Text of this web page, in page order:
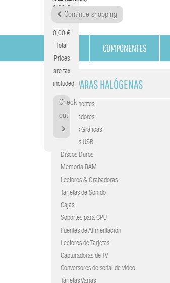
0,00 €
0,00 €
Total
Prices
are tax
included
Check
out
Continue shopping
COMPONENTES
LAMPARAS HALÓGENAS
Componentes
Procesadores
Tarjetas Gráficas
Gráficas USB
Discos Duros
Memoria RAM
Lectores & Grabadoras
Tarjetas de Sonido
Cajas
Soportes para CPU
Fuentes de Alimentación
Lectores de Tarjetas
Capturadoras de TV
Conversores de señal de video
Tarjetas Varias